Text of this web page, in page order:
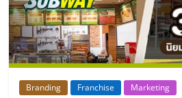
รน
ไชส์,
Branding Franchise Marketing